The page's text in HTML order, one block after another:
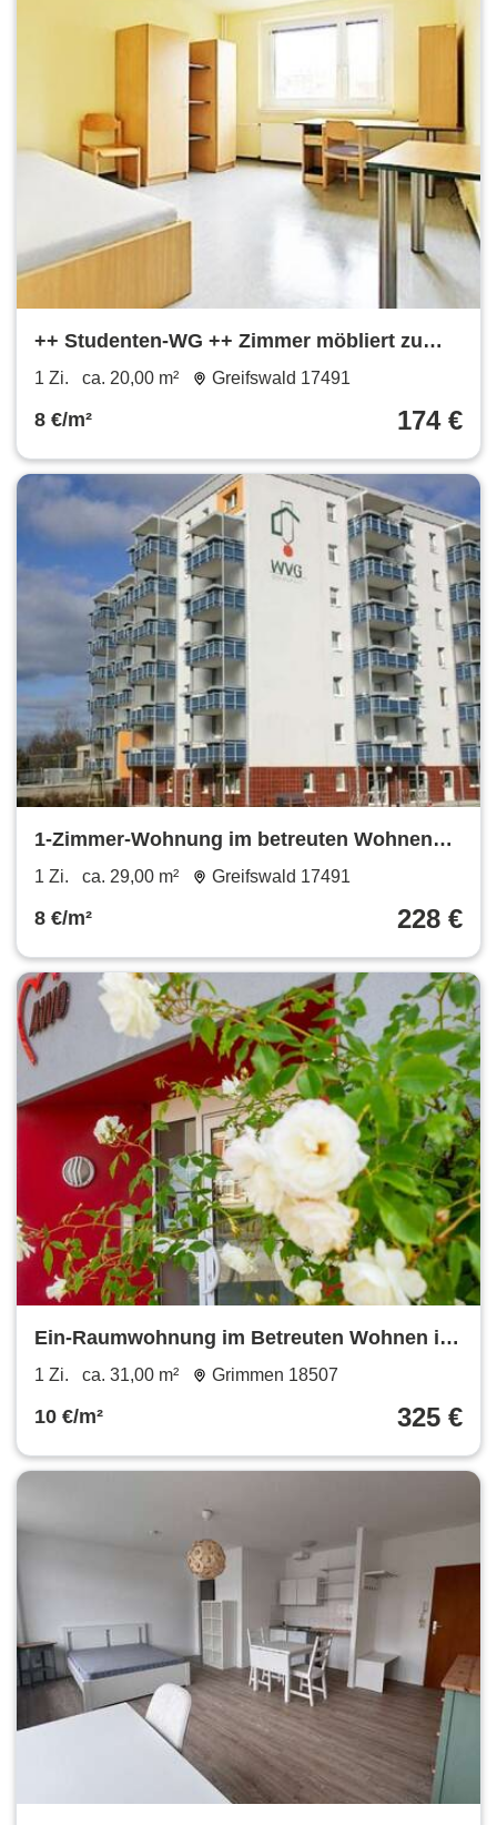
++ Studenten-WG ++ Zimmer möbliert zu
vermieten ++
1 Zi. ca. 20,00 m² Greifswald 17491
8 €/m² 174 €
1-Zimmer-Wohnung im betreuten Wohnen
mit Balkon
1 Zi. ca. 29,00 m² Greifswald 17491
8 €/m² 228 €
Ein-Raumwohnung im Betreuten Wohnen im
AWO Haus Grimmen
1 Zi. ca. 31,00 m² Grimmen 18507
10 €/m² 325 €